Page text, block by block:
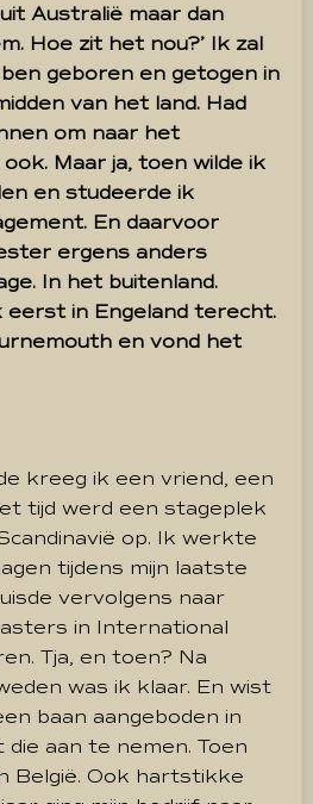
Australië maar dan
Hoe zit het nou?’ Ik zal
geboren en getogen in
van het land. Had
om naar het
Maar ja, toen wilde ik
en studeerde ik
En daarvoor
ergens anders
In het buitenland.
eerst in Engeland terecht.
en vond het
kreeg ik een vriend, een
tijd werd een stageplek
op. Ik werkte
tijdens mijn laatste
vervolgens naar
in International
Tja, en toen? Na
was ik klaar. En wist
baan aangeboden in
aan te nemen. Toen
België. Ook hartstikke